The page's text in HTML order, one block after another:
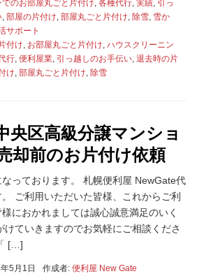
のお部屋丸ごと片付け, 各種代行, 実績, 引っ
, 部屋の片付け, 部屋丸ごと片付け, 除雪, 雪か
サポート
付け, お部屋丸ごと片付け, ハウスクリーニン
行, 便利屋業, 引っ越しのお手伝い, 退去時の片
け, 部屋丸ごと片付け, 除雪
央区高級分譲マンショ
却前のお片付け依頼
っております。 札幌便利屋 NewGate代
ご利用いただいた皆様、これからご利
におかれましては誠心誠意満足のいく
けていきますのでお気軽にご相談くださ
[…]
5月1日 作成者: 便利屋 New Gate